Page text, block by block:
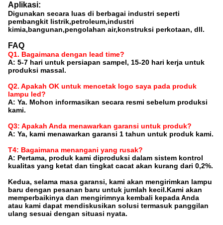
Aplikasi:
Digunakan secara luas di berbagai industri seperti
pembangkit listrik,petroleum,industri
kimia,bangunan,pengolahan air,konstruksi perkotaan, dll.
FAQ
Q1. Bagaimana dengan lead time?
A: 5-7 hari untuk persiapan sampel, 15-20 hari kerja untuk
produksi massal.
Q2. Apakah OK untuk mencetak logo saya pada produk
lampu led?
A: Ya. Mohon informasikan secara resmi sebelum produksi
kami.
Q3: Apakah Anda menawarkan garansi untuk produk?
A: Ya, kami menawarkan garansi 1 tahun untuk produk kami.
T4: Bagaimana menangani yang rusak?
A: Pertama, produk kami diproduksi dalam sistem kontrol
kualitas yang ketat dan tingkat cacat akan kurang dari 0,2%.
Kedua, selama masa garansi, kami akan mengirimkan lampu
baru dengan pesanan baru untuk jumlah kecil.Kami akan
memperbaikinya dan mengirimnya kembali kepada Anda
atau kami dapat mendiskusikan solusi termasuk panggilan
ulang sesuai dengan situasi nyata.